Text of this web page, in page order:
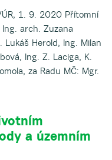
1. 9. 2020 Přítomní
arch. Zuzana
Lukáš Herold, Ing. Milan
Ing. Z. Laciga, K.
za Radu MČ: Mgr.
a územním